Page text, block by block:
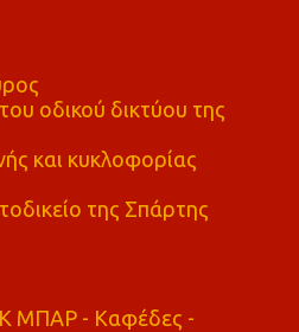
οδικού δικτύου της
και κυκλοφορίας
της Σπάρτης
ΜΠΑΡ - Καφέδες -